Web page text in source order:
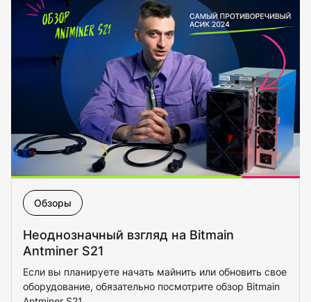
Обзоры
Неоднозначный взгляд на Bitmain
Antminer S21
Если вы планируете начать майнить или обновить свое
оборудование, обязательно посмотрите обзор Bitmain